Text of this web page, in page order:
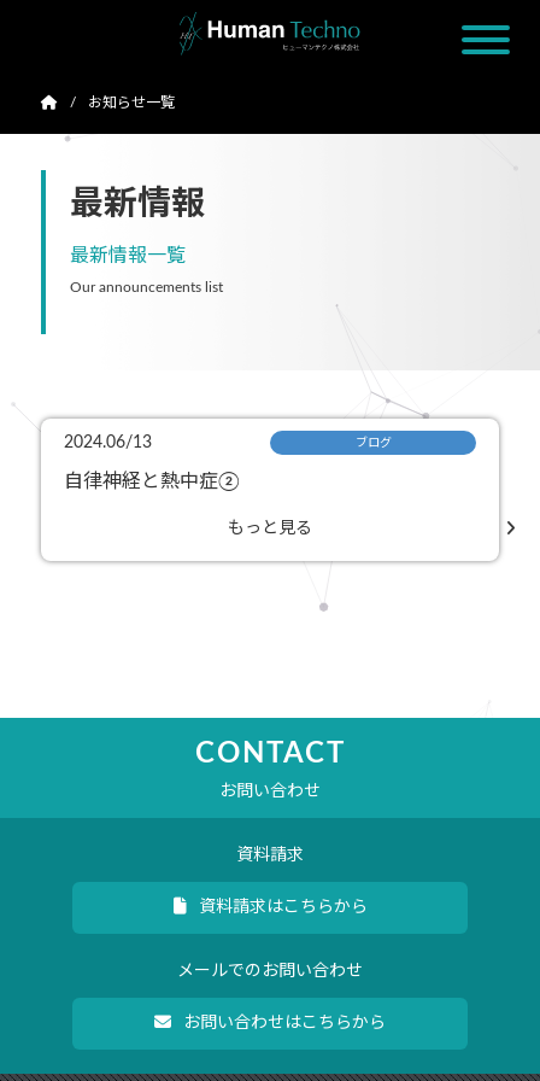
お知らせ一覧
最新情報
最新情報一覧
Our announcements list
2024.06/13 ブログ
自律神経と熱中症②
もっと見る
CONTACT
お問い合わせ
資料請求
資料請求はこちらから
メールでのお問い合わせ
お問い合わせはこちらから